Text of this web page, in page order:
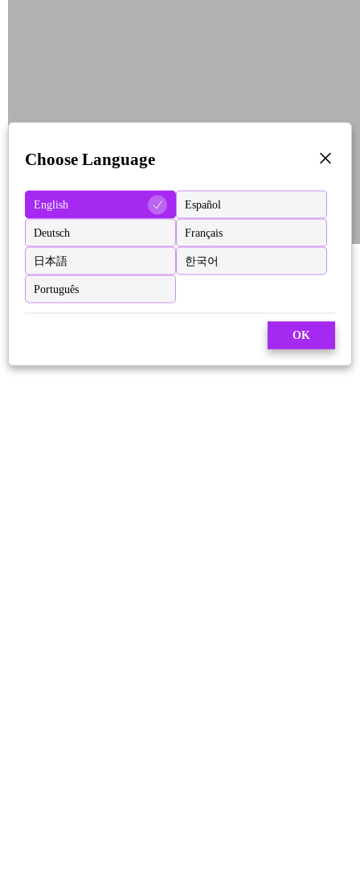
Choose Language
English Español
Deutsch Français
日本語 한국어
Português
OK